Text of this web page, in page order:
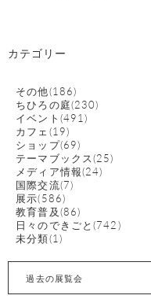
カテゴリー
その他(186)
ちひろの庭(230)
イベント(491)
カフェ(19)
ショップ(69)
テーマブックス(25)
メディア情報(24)
国際交流(7)
展示(586)
教育普及(86)
日々のできごと(742)
未分類(1)
過去の展覧会